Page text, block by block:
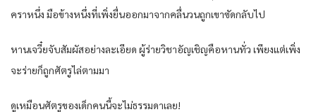
คราหนึ่ง มือข้างหนึ่งที่เพิ่งยื่นออกมาจากคลื่นวนถูกเขาซัดกลับไป
หานเจวี๋ยจับสัมผัสอย่างละเอียด ผู้ร่ายวิชาอัญเชิญคือหานทั่ว เพียงแต่เพิ่ง
จะร่ายก็ถูกศัตรูไล่ตามมา
ดูเหมือนศัตรูของเด็กคนนี้จะไม่ธรรมดาเลย!